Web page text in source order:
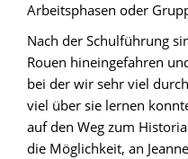
Arbeitsphasen oder
Nach der Schulführung
Rouen hineingefahren
bei der wir sehr viel
viel über sie lernen
auf den Weg zum
die Möglichkeit, an